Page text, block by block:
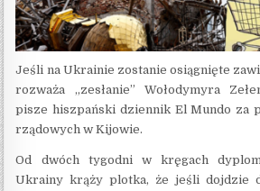
Jeśli na Ukrainie zostanie osiągnięte
rozważa „zesłanie” Wołodymyra
pisze hiszpański dziennik El Mundo za
rządowych w Kijowie.
Od dwóch tygodni w kręgach
Ukrainy krąży plotka, że ​​jeśli dojdzie